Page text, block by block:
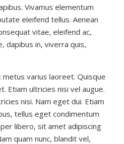
Vivamus elementum
eleifend tellus. Aenean
vitae, eleifend ac,
dapibus in, viverra quis,
metus varius laoreet. Quisque
Etiam ultricies nisi vel augue.
nisi. Nam eget dui. Etiam
tellus eget condimentum
libero, sit amet adipiscing
quam nunc, blandit vel,